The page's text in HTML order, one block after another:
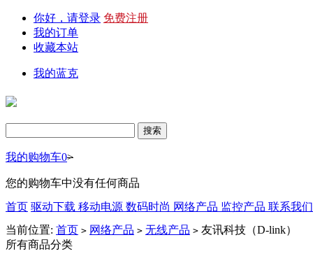
你好，请登录 免费注册
我的订单
收藏本站
我的蓝克
我的购物车0>
您的购物车中没有任何商品
首页 驱动下载 移动电源 数码时尚 网络产品 监控产品 联系我
当前位置: 首页 > 网络产品 > 无线产品 > 友讯科技（D-link）
所有商品分类